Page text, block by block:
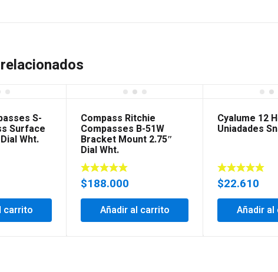
S-
Surface
Wht.
carrito
Compass Ritchie
Compasses B-51W
Bracket Mount 2.75″
Dial Wht.
$188.000
Añadir al carrito
Cyalume 12
Uniadades
$22.610
Añadir